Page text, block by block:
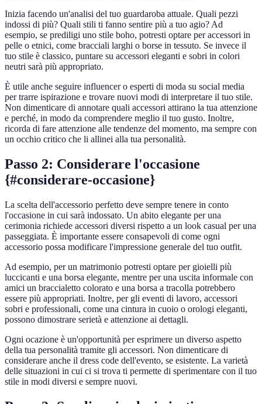
Inizia facendo un'analisi del tuo guardaroba attuale. Quali pezzi
indossi di più? Quali stili ti fanno sentire più a tuo agio? Ad
esempio, se prediligi uno stile boho, potresti optare per accessori in
pelle o etnici, come bracciali larghi o borse in tessuto. Se invece il
tuo stile è classico, puntare su accessori eleganti e sobri in colori
neutri sarà più appropriato.
È utile anche seguire influencer o esperti di moda su social media
per trarre ispirazione e trovare nuovi modi di interpretare il tuo stile.
Non dimenticare di annotare quali accessori attirano la tua attenzione
e perché, in modo da comprendere meglio il tuo gusto. Inoltre,
ricorda di fare attenzione alle tendenze del momento, ma sempre con
un occhio critico che li allinei alla tua personalità.
Passo 2: Considerare l'occasione
{#considerare-occasione}
La scelta dell'accessorio perfetto deve sempre tenere in conto
l'occasione in cui sarà indossato. Un abito elegante per una
cerimonia richiede accessori diversi rispetto a un look casual per una
passeggiata. È importante essere consapevoli di come ogni
accessorio possa modificare l'impressione generale del tuo outfit.
Ad esempio, per un matrimonio potresti optare per gioielli più
luccicanti e una borsa elegante, mentre per una uscita informale con
amici un braccialetto colorato e una borsa a tracolla potrebbero
essere più appropriati. Inoltre, per gli eventi di lavoro, accessori
sobri e professionali, come una cintura in cuoio o orologi eleganti,
possono dimostrare serietà e attenzione ai dettagli.
Ogni ocazione è un'opportunità per esprimere un diverso aspetto
della tua personalità tramite gli accessori. Non dimenticare di
considerare anche il dress code dell'evento, se esistente. La varietà
delle situazioni in cui ci si trova ti permette di sperimentare con il tuo
stile in modi diversi e sempre nuovi.